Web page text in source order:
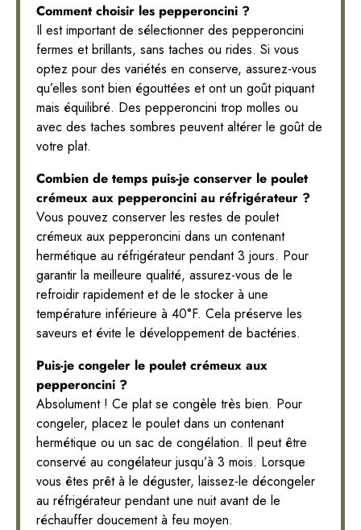
Comment choisir les pepperoncini ?
Il est important de sélectionner des pepperoncini
fermes et brillants, sans taches ou rides. Si vous
optez pour des variétés en conserve, assurez-vous
qu’elles sont bien égouttées et ont un goût piquant
mais équilibré. Des pepperoncini trop molles ou
avec des taches sombres peuvent altérer le goût de
votre plat.
Combien de temps puis-je conserver le poulet
crémeux aux pepperoncini au réfrigérateur ?
Vous pouvez conserver les restes de poulet
crémeux aux pepperoncini dans un contenant
hermétique au réfrigérateur pendant 3 jours. Pour
garantir la meilleure qualité, assurez-vous de le
refroidir rapidement et de le stocker à une
température inférieure à 40°F. Cela préserve les
saveurs et évite le développement de bactéries.
Puis-je congeler le poulet crémeux aux
pepperoncini ?
Absolument ! Ce plat se congèle très bien. Pour
congeler, placez le poulet dans un contenant
hermétique ou un sac de congélation. Il peut être
conservé au congélateur jusqu’à 3 mois. Lorsque
vous êtes prêt à le déguster, laissez-le décongeler
au réfrigérateur pendant une nuit avant de le
réchauffer doucement à feu moyen.